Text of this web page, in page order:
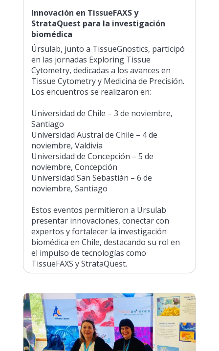
Innovación en TissueFAXS y
StrataQuest para la investigación
biomédica
Úrsulab, junto a TissueGnostics, participó
en las jornadas Exploring Tissue
Cytometry, dedicadas a los avances en
Tissue Cytometry y Medicina de Precisión.
Los encuentros se realizaron en:
Universidad de Chile – 3 de noviembre,
Santiago
Universidad Austral de Chile – 4 de
noviembre, Valdivia
Universidad de Concepción – 5 de
noviembre, Concepción
Universidad San Sebastián – 6 de
noviembre, Santiago
Estos eventos permitieron a Ursulab
presentar innovaciones, conectar con
expertos y fortalecer la investigación
biomédica en Chile, destacando su rol en
el impulso de tecnologías como
TissueFAXS y StrataQuest.